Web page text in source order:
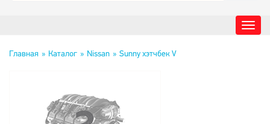
Главная Каталог Nissan Sunny хэтчбек V